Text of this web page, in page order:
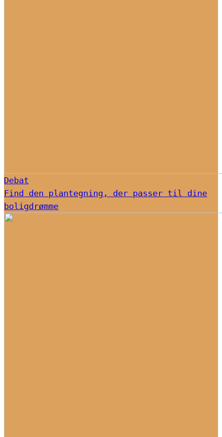
Debat
Find den plantegning, der passer til dine
boligdrømme